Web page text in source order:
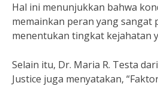
Hal ini menunjukkan bahwa
memainkan peran yang sangat
menentukan tingkat kejahatan
Selain itu, Dr. Maria R. Testa
Justice juga menyatakan,